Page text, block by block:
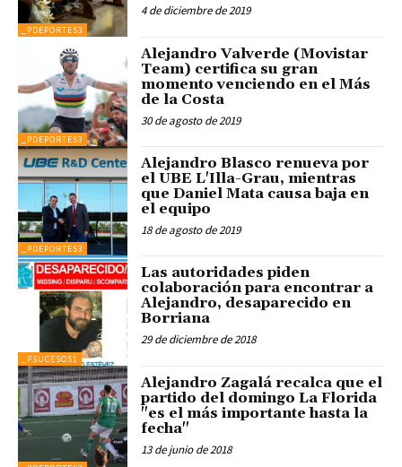
_PDEPORTES3
4 de diciembre de 2019
_PDEPORTES3
Alejandro Valverde (Movistar
Team) certifica su gran
momento venciendo en el Más
de la Costa
30 de agosto de 2019
_PDEPORTES3
Alejandro Blasco renueva por
el UBE L'Illa-Grau, mientras
que Daniel Mata causa baja en
el equipo
18 de agosto de 2019
_PSUCESOS1
Las autoridades piden
colaboración para encontrar a
Alejandro, desaparecido en
Borriana
29 de diciembre de 2018
Alejandro Zagalá recalca que el
partido del domingo La Florida
"es el más importante hasta la
fecha"
13 de junio de 2018